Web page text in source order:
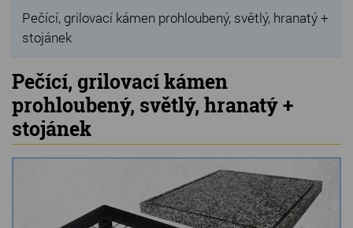
Produkty
Grilovací, pečící kameny
Lávové grilovací kameny
Kamenné truhlíky
Chladící kostky a puky
Doplňky do kuchyně
Hřbitovní doplňky
Pečící, grilovací kámen prohloubený, světlý, hranatý +
stojánek
Pečící, grilovací kámen
prohloubený, světlý, hranatý +
stojánek